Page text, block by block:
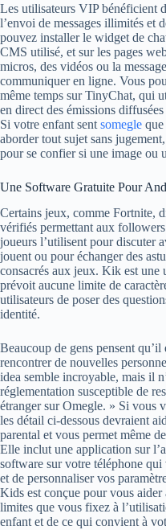
Les utilisateurs VIP bénéficient
l’envoi de messages illimités et
pouvez installer le widget de
CMS utilisé, et sur les pages
micros, des vidéos ou la
communiquer en ligne. Vous
même temps sur TinyChat, qui
en direct des émissions
Si votre enfant sent somegle que
aborder tout sujet sans
pour se confier si une image ou
Une Software Gratuite Pour
Certains jeux, comme Fortnite,
vérifiés permettant aux
joueurs l’utilisent pour discuter
jouent ou pour échanger des
consacrés aux jeux. Kik est une
prévoit aucune limite de
utilisateurs de poser des
identité.
Beaucoup de gens pensent
rencontrer de nouvelles
idea semble incroyable, mais il
réglementation susceptible de
étranger sur Omegle. » Si vous
les détail ci-dessous devraient
parental et vous permet même
Elle inclut une application sur
software sur votre téléphone
et de personnaliser vos
Kids est conçue pour vous
limites que vous fixez à
enfant et de ce qui convient à